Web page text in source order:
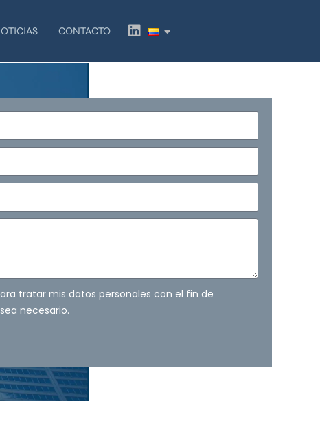
CONTACTO
L
i
k
tratar mis datos personales con el fin de
necesario.